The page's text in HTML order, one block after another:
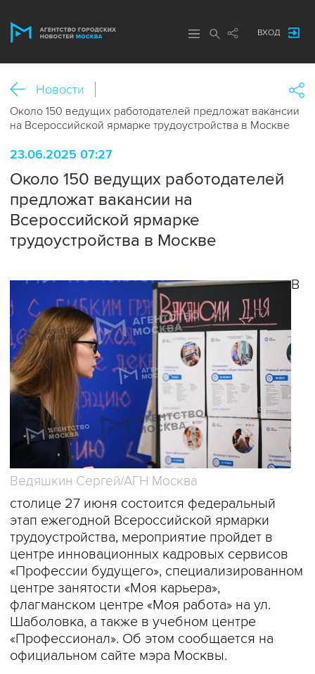
ВХОД
Новости
Около 150 ведущих работодателей предложат вакансии
на Всероссийской ярмарке трудоустройства в Москве
23.06.2025 07:27
Около 150 ведущих работодателей
предложат вакансии на
Всероссийской ярмарке
трудоустройства в Москве
Ведяшкин Сергей/АГН Москва
В
столице 27 июня состоится федеральный
этап ежегодной Всероссийской ярмарки
трудоустройства, мероприятие пройдет в
центре инновационных кадровых сервисов
«Профессии будущего», специализированном
центре занятости «Моя карьера»,
флагманском центре «Моя работа» на ул.
Шаболовка, а также в учебном центре
«Профессионал». Об этом сообщается на
официальном сайте мэра Москвы.